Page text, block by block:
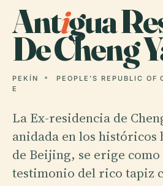
Antigua
De Cheng
PEKÍN PEOPLE'S REPUBLIC OF
E
La Ex-residencia de
anidada en los
de Beijing, se erige
testimonio del rico tapiz